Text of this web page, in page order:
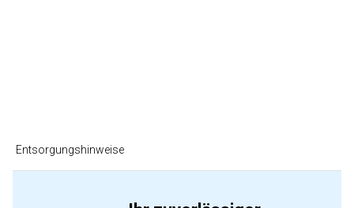
Entsorgungshinweise